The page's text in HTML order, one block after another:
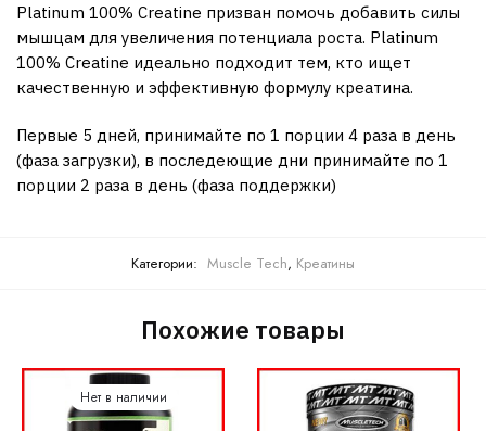
Platinum 100% Creatine призван помочь добавить силы
мышцам для увеличения потенциала роста. Platinum
100% Creatine идеально подходит тем, кто ищет
качественную и эффективную формулу креатина.
Первые 5 дней, принимайте по 1 порции 4 раза в день
(фаза загрузки), в последеющие дни принимайте по 1
порции 2 раза в день (фаза поддержки)
Категории: Muscle Tech, Креатины
Похожие товары
Нет в наличии